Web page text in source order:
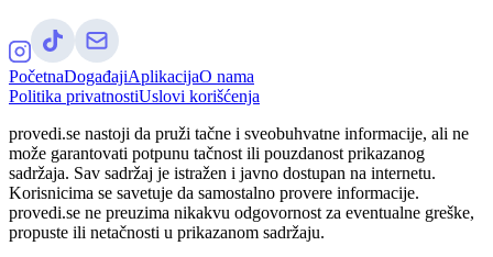
PočetnaDogađajiAplikacijaO nama
Politika privatnostiUslovi korišćenja
provedi.se nastoji da pruži tačne i sveobuhvatne informacije, ali ne
može garantovati potpunu tačnost ili pouzdanost prikazanog
sadržaja. Sav sadržaj je istražen i javno dostupan na internetu.
Korisnicima se savetuje da samostalno provere informacije.
provedi.se ne preuzima nikakvu odgovornost za eventualne greške,
propuste ili netačnosti u prikazanom sadržaju.